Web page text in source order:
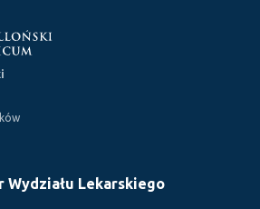
Lekarskiego